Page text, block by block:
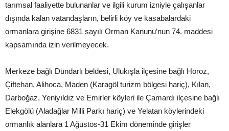
tarımsal faaliyette bulunanlar ve ilgili kurum izniyle çalışanlar
dışında kalan vatandaşların, belirli köy ve kasabalardaki
ormanlara girişine 6831 sayılı Orman Kanunu’nun 74. maddesi
kapsamında izin verilmeyecek.
Merkeze bağlı Dündarlı beldesi, Ulukışla ilçesine bağlı Horoz,
Çiftehan, Alihoca, Maden (Karagöl turizm bölgesi hariç), Kılan,
Darboğaz, Yeniyıldız ve Emirler köyleri ile Çamardı ilçesine bağlı
Elekgölü (Aladağlar Milli Parkı hariç) ve Yelatan köylerindeki
ormanlık alanlara 1 Ağustos-31 Ekim döneminde girişler